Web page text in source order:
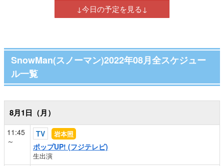
↓今日の予定を見る↓
SnowMan(スノーマン)2022年08月全スケジュー
ル一覧
8月1日（月）
11:45
～
TV 岩本照
ポップUP! (フジテレビ)
生出演